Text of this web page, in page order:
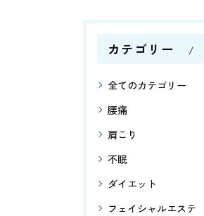
カテゴリー
全てのカテゴリー
腰痛
肩こり
不眠
ダイエット
フェイシャルエステ